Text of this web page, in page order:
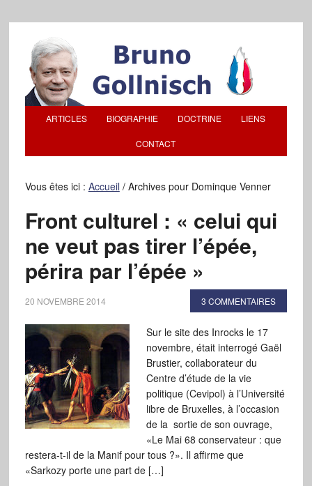
ARTICLES BIOGRAPHIE DOCTRINE LIENS
CONTACT
Vous êtes ici : Accueil /Archives pour Dominque Venner
Front culturel : « celui qui
ne veut pas tirer l’épée,
périra par l’épée »
20 NOVEMBRE 2014 3 COMMENTAIRES
Sur le site des Inrocks le 17
novembre, était interrogé Gaël
Brustier, collaborateur du
Centre d’étude de la vie
politique (Cevipol) à l’Université
libre de Bruxelles, à l’occasion
de la sortie de son ouvrage,
«Le Mai 68 conservateur : que
restera-t-il de la Manif pour tous ?». Il affirme que
«Sarkozy porte une part de […]